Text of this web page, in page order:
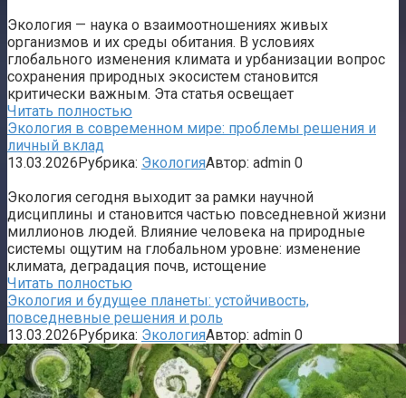
Экология — наука о взаимоотношениях живых
организмов и их среды обитания. В условиях
глобального изменения климата и урбанизации вопрос
сохранения природных экосистем становится
критически важным. Эта статья освещает
Читать полностью
Экология в современном мире: проблемы решения и
личный вклад
13.03.2026Рубрика: ЭкологияАвтор: admin 0
Экология сегодня выходит за рамки научной
дисциплины и становится частью повседневной жизни
миллионов людей. Влияние человека на природные
системы ощутим на глобальном уровне: изменение
климата, деградация почв, истощение
Читать полностью
Экология и будущее планеты: устойчивость,
повседневные решения и роль
13.03.2026Рубрика: ЭкологияАвтор: admin 0